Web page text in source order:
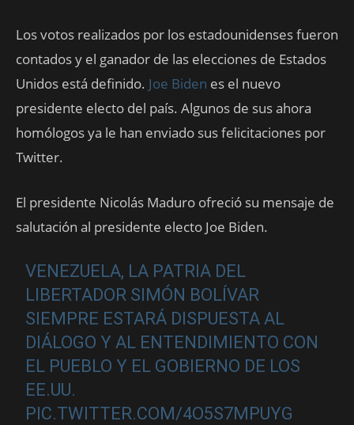
Los votos realizados por los estadounidenses fueron
contados y el ganador de las elecciones de Estados
Unidos está definido. Joe Biden es el nuevo
presidente electo del país. Algunos de sus ahora
homólogos ya le han enviado sus felicitaciones por
Twitter.
El presidente Nicolás Maduro ofreció su mensaje de
salutación al presidente electo Joe Biden.
VENEZUELA, LA PATRIA DEL
LIBERTADOR SIMÓN BOLÍVAR
SIEMPRE ESTARÁ DISPUESTA AL
DIÁLOGO Y AL ENTENDIMIENTO CON
EL PUEBLO Y EL GOBIERNO DE LOS
EE.UU.
PIC.TWITTER.COM/4O5S7MPUYG